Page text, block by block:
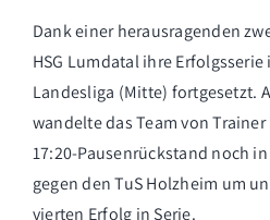
Dank einer herausragenden
HSG Lumdatal ihre
Landesliga (Mitte) fortgesetzt.
wandelte das Team von
17:20-Pausenrückstand noch
gegen den TuS Holzheim um
vierten Erfolg in Serie.